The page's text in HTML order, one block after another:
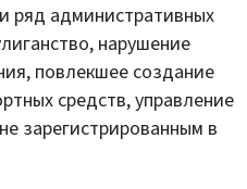
ряд административных
нарушение
повлекшее создание
средств, управление
зарегистрированным в